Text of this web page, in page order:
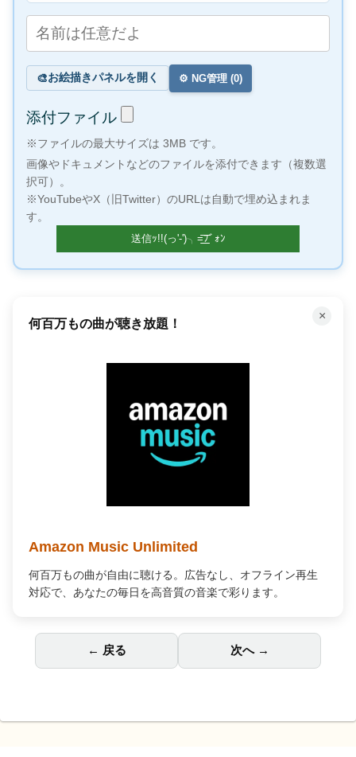
🎨お絵描きパネルを開く ⚙️ NG管理 (0)
添付ファイル
※ファイルの最大サイズは 3MB です。
画像やドキュメントなどのファイルを添付できます（複数選
択可）。
※YouTubeやX（旧Twitter）のURLは自動で埋め込まれま
す。
×
何百万もの曲が聴き放題！
Amazon Music Unlimited
何百万もの曲が自由に聴ける。広告なし、オフライン再生
対応で、あなたの毎日を高音質の音楽で彩ります。
← 戻る 次へ →